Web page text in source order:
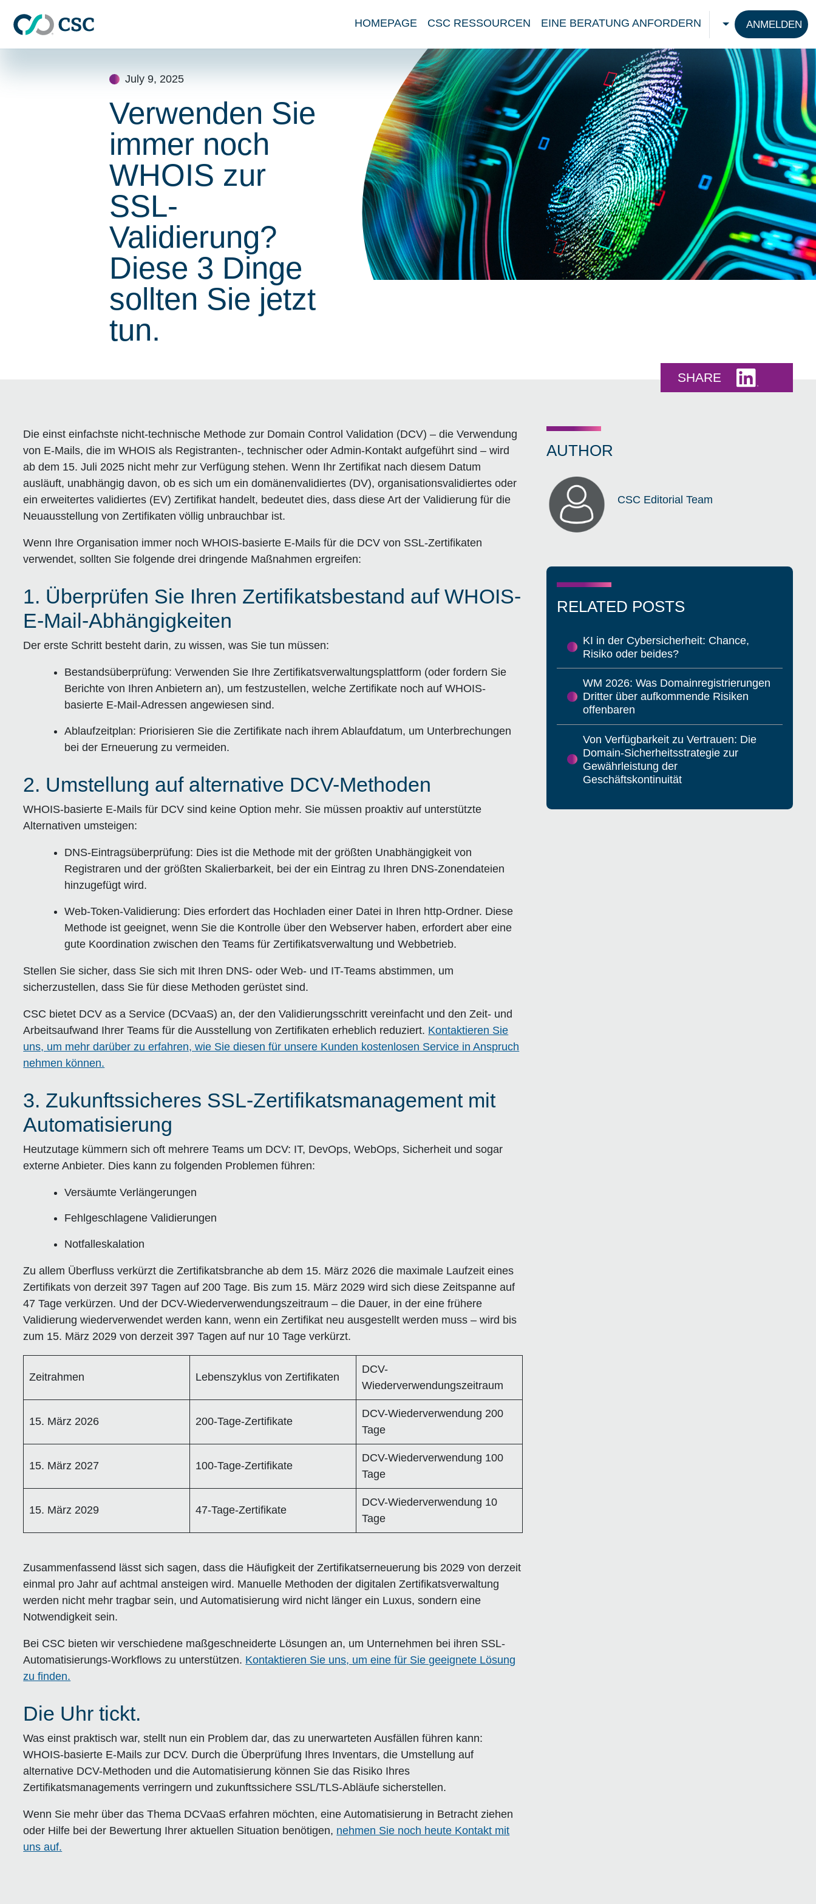
HOMEPAGE
CSC RESSOURCEN EINE BERATUNG ANFORDERN
CHOOSE A
ANMELDEN
July 9, 2025
Verwenden Sie
immer noch
WHOIS zur
SSL-
Validierung?
Diese 3 Dinge
sollten Sie jetzt
tun.
SHARE
Die einst einfachste nicht-technische Methode zur Domain Control Validation (DCV) – die Verwendung
von E-Mails, die im WHOIS als Registranten-, technischer oder Admin-Kontakt aufgeführt sind – wird
ab dem 15. Juli 2025 nicht mehr zur Verfügung stehen. Wenn Ihr Zertifikat nach diesem Datum
ausläuft, unabhängig davon, ob es sich um ein domänenvalidiertes (DV), organisationsvalidiertes oder
ein erweitertes validiertes (EV) Zertifikat handelt, bedeutet dies, dass diese Art der Validierung für die
Neuausstellung von Zertifikaten völlig unbrauchbar ist.
Wenn Ihre Organisation immer noch WHOIS-basierte E-Mails für die DCV von SSL-Zertifikaten
verwendet, sollten Sie folgende drei dringende Maßnahmen ergreifen:
1. Überprüfen Sie Ihren Zertifikatsbestand auf WHOIS-
E-Mail-Abhängigkeiten
Der erste Schritt besteht darin, zu wissen, was Sie tun müssen:
Bestandsüberprüfung: Verwenden Sie Ihre Zertifikatsverwaltungsplattform (oder fordern Sie
Berichte von Ihren Anbietern an), um festzustellen, welche Zertifikate noch auf WHOIS-
basierte E-Mail-Adressen angewiesen sind.
Ablaufzeitplan: Priorisieren Sie die Zertifikate nach ihrem Ablaufdatum, um Unterbrechungen
bei der Erneuerung zu vermeiden.
2. Umstellung auf alternative DCV-Methoden
WHOIS-basierte E-Mails für DCV sind keine Option mehr. Sie müssen proaktiv auf unterstützte
Alternativen umsteigen:
DNS-Eintragsüberprüfung: Dies ist die Methode mit der größten Unabhängigkeit von
Registraren und der größten Skalierbarkeit, bei der ein Eintrag zu Ihren DNS-Zonendateien
hinzugefügt wird.
Web-Token-Validierung: Dies erfordert das Hochladen einer Datei in Ihren http-Ordner. Diese
Methode ist geeignet, wenn Sie die Kontrolle über den Webserver haben, erfordert aber eine
gute Koordination zwischen den Teams für Zertifikatsverwaltung und Webbetrieb.
Stellen Sie sicher, dass Sie sich mit Ihren DNS- oder Web- und IT-Teams abstimmen, um
sicherzustellen, dass Sie für diese Methoden gerüstet sind.
CSC bietet DCV as a Service (DCVaaS) an, der den Validierungsschritt vereinfacht und den Zeit- und
Arbeitsaufwand Ihrer Teams für die Ausstellung von Zertifikaten erheblich reduziert. Kontaktieren Sie
uns, um mehr darüber zu erfahren, wie Sie diesen für unsere Kunden kostenlosen Service in Anspruch
nehmen können.
3. Zukunftssicheres SSL-Zertifikatsmanagement mit
Automatisierung
Heutzutage kümmern sich oft mehrere Teams um DCV: IT, DevOps, WebOps, Sicherheit und sogar
externe Anbieter. Dies kann zu folgenden Problemen führen:
Versäumte Verlängerungen
Fehlgeschlagene Validierungen
Notfalleskalation
Zu allem Überfluss verkürzt die Zertifikatsbranche ab dem 15. März 2026 die maximale Laufzeit eines
Zertifikats von derzeit 397 Tagen auf 200 Tage. Bis zum 15. März 2029 wird sich diese Zeitspanne auf
47 Tage verkürzen. Und der DCV-Wiederverwendungszeitraum – die Dauer, in der eine frühere
Validierung wiederverwendet werden kann, wenn ein Zertifikat neu ausgestellt werden muss – wird bis
zum 15. März 2029 von derzeit 397 Tagen auf nur 10 Tage verkürzt.
Zeitrahmen Lebenszyklus von Zertifikaten
DCV-
Wiederverwendungszeitraum
15. März 2026 200-Tage-Zertifikate
DCV-Wiederverwendung 200
Tage
15. März 2027 100-Tage-Zertifikate
DCV-Wiederverwendung 100
Tage
15. März 2029 47-Tage-Zertifikate
DCV-Wiederverwendung 10
Tage
Zusammenfassend lässt sich sagen, dass die Häufigkeit der Zertifikatserneuerung bis 2029 von derzeit
einmal pro Jahr auf achtmal ansteigen wird. Manuelle Methoden der digitalen Zertifikatsverwaltung
werden nicht mehr tragbar sein, und Automatisierung wird nicht länger ein Luxus, sondern eine
Notwendigkeit sein.
Bei CSC bieten wir verschiedene maßgeschneiderte Lösungen an, um Unternehmen bei ihren SSL-
Automatisierungs-Workflows zu unterstützen. Kontaktieren Sie uns, um eine für Sie geeignete Lösung
zu finden.
Die Uhr tickt.
Was einst praktisch war, stellt nun ein Problem dar, das zu unerwarteten Ausfällen führen kann:
WHOIS-basierte E-Mails zur DCV. Durch die Überprüfung Ihres Inventars, die Umstellung auf
alternative DCV-Methoden und die Automatisierung können Sie das Risiko Ihres
Zertifikatsmanagements verringern und zukunftssichere SSL/TLS-Abläufe sicherstellen.
Wenn Sie mehr über das Thema DCVaaS erfahren möchten, eine Automatisierung in Betracht ziehen
oder Hilfe bei der Bewertung Ihrer aktuellen Situation benötigen, nehmen Sie noch heute Kontakt mit
uns auf.
AUTHOR
CSC Editorial Team
RELATED POSTS
KI in der Cybersicherheit: Chance,
Risiko oder beides?
WM 2026: Was Domainregistrierungen
Dritter über aufkommende Risiken
offenbaren
Von Verfügbarkeit zu Vertrauen: Die
Domain-Sicherheitsstrategie zur
Gewährleistung der
Geschäftskontinuität